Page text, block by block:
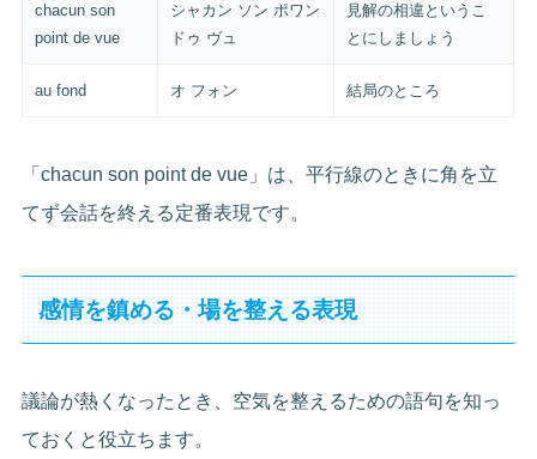
chacun son
point de vue
シャカン ソン ポワン
ドゥ ヴュ
見解の相違というこ
とにしましょう
au fond オ フォン 結局のところ
「chacun son point de vue」は、平行線のときに角を立
てず会話を終える定番表現です。
感情を鎮める・場を整える表現
議論が熱くなったとき、空気を整えるための語句を知っ
ておくと役立ちます。